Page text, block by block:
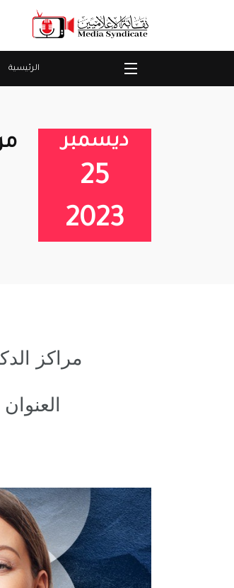
الرئيسية
ديسمبر
25
2023
مراكز
العنوان : 40ش حيدر حلوان امام